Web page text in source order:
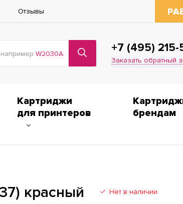
Отзывы
W2030A +7 (495) 215-
Заказать обратный
Картриджи
для принтеров
брендам
красный Нет в наличии